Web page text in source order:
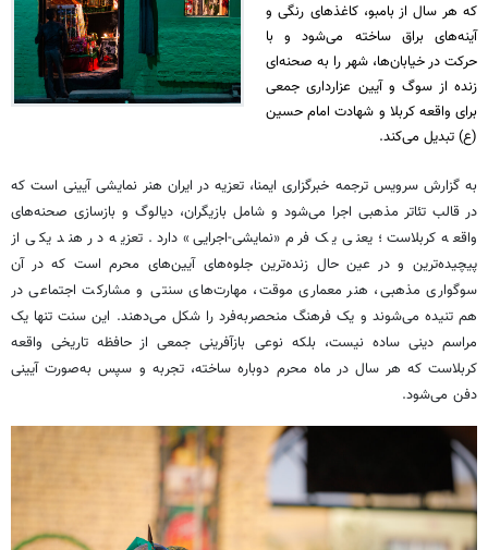
که هر سال از بامبو، کاغذهای رنگی و
آینه‌های براق ساخته می‌شود و با
حرکت در خیابان‌ها، شهر را به صحنه‌ای
زنده از سوگ و آیین عزارداری جمعی
برای واقعه کربلا و شهادت امام حسین
(ع) تبدیل می‌کند.
به گزارش سرویس ترجمه خبرگزاری ایمنا، تعزیه در ایران هنر نمایشی آیینی است که
در قالب تئاتر مذهبی اجرا می‌شود و شامل بازیگران، دیالوگ و بازسازی صحنه‌های
واقعه کربلاست؛ یعنی یک فرم «نمایشی-اجرایی» دارد. تعزیه در هند یکی از
پیچیده‌ترین و در عین حال زنده‌ترین جلوه‌های آیین‌های محرم است که در آن
سوگواری مذهبی، هنر معماری موقت، مهارت‌های سنتی و مشارکت اجتماعی در
هم تنیده می‌شوند و یک فرهنگ منحصربه‌فرد را شکل می‌دهند. این سنت تنها یک
مراسم دینی ساده نیست، بلکه نوعی بازآفرینی جمعی از حافظه تاریخی واقعه
کربلاست که هر سال در ماه محرم دوباره ساخته، تجربه و سپس به‌صورت آیینی
دفن می‌شود.